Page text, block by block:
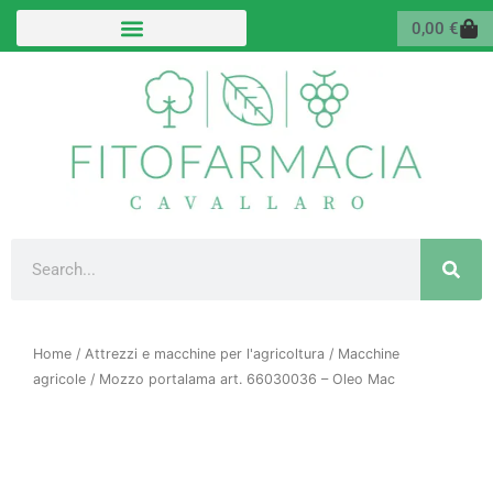
Vai
0,00 €
Home / Attrezzi e macchine per l'agricoltura / Macchine
agricole / Mozzo portalama art. 66030036 – Oleo Mac